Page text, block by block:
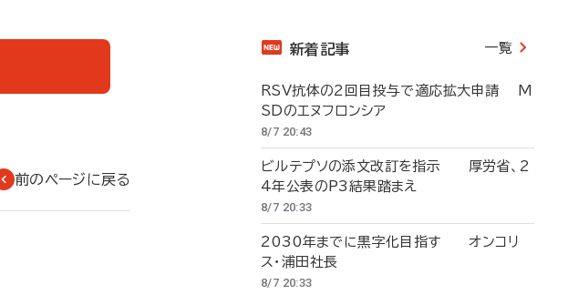
前のページに戻る
新着記事 一覧
RSV抗体の2回目投与で適応拡大申請 M
SDのエヌフロンシア
8/7 20:43
ビルテプソの添文改訂を指示 厚労省、2
4年公表のP3結果踏まえ
8/7 20:33
2030年までに黒字化目指す オンコリ
ス・浦田社長
8/7 20:33